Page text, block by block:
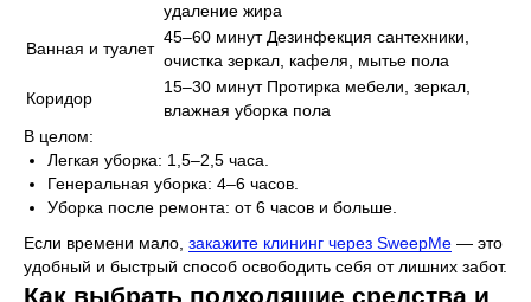
удаление жира
Ванная и туалет
45–60 минут Дезинфекция сантехники,
очистка зеркал, кафеля, мытье пола
Коридор
15–30 минут Протирка мебели, зеркал,
влажная уборка пола
В целом:
Легкая уборка: 1,5–2,5 часа.
Генеральная уборка: 4–6 часов.
Уборка после ремонта: от 6 часов и больше.
Если времени мало, закажите клининг через SweepMe — это
удобный и быстрый способ освободить себя от лишних забот.
Как выбрать подходящие средства и